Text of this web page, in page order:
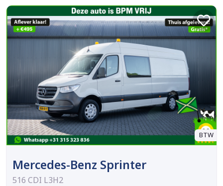
BTW
Mercedes-Benz Sprinter
516 CDI L3H2